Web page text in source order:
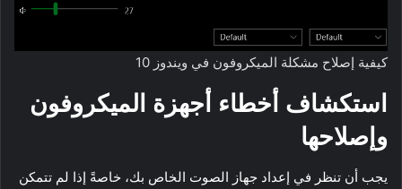
كيفية إصلاح مشكلة الميكروفون في ويندوز 10
استكشاف أخطاء أجهزة الميكروفون
وإصلاحها
يجب أن تنظر في إعداد جهاز الصوت الخاص بك، خاصةً إذا لم تتمكن